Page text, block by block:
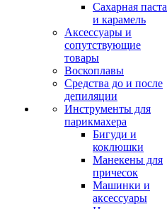
Сахарная паста
и карамель
Аксессуары и
сопутствующие
товары
Воскоплавы
Средства до и после
депиляции
Инструменты для
парикмахера
Бигуди и
коклюшки
Манекены для
причесок
Машинки и
аксессуары